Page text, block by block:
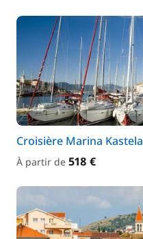
Croisière Marina Kastela
À partir de 518 €